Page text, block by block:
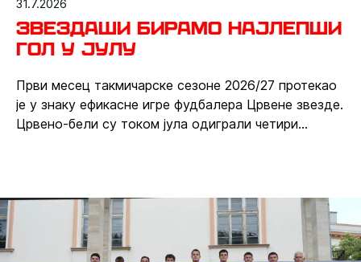
31.7.2026
Звездаши бирамо најлепши
гол у јулу
Први месец такмичарске сезоне 2026/27 протекао
је у знаку ефикасне игре фудбалера Црвене звезде.
Црвено-бели су током јула одиграли четири
Вибер групе.